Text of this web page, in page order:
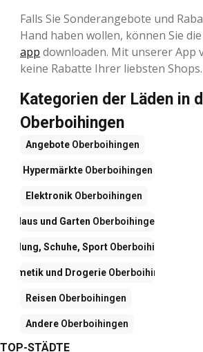
Falls Sie Sonderangebote und
Hand haben wollen, können Sie
app downloaden. Mit unserer App
keine Rabatte Ihrer liebsten Shops.
Kategorien der Läden in
Oberboihingen
Angebote Oberboihingen
HypermärkteOberboihingen
Elektronik Oberboihingen
Haus und Garten Oberboihingen
Schuhe, SportOberboihingen
und DrogerieOberboihingen
Reisen Oberboihingen
Andere Oberboihingen
TOP-STÄDTE